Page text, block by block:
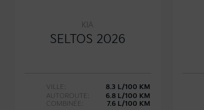
KIA
SELTOS 2026
VILLE:
8.3 L/100 KM
AUTOROUTE:
6.8 L/100 KM
COMBINÉE:
7.6 L/100 KM